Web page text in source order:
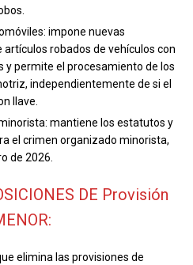
impone nuevas
robados de vehículos con
y permite el procesamiento de los
independientemente de si el
llave.
mantiene los estatutos y
el crimen organizado minorista,
de 2026.
DE Provisión
elimina las provisiones de